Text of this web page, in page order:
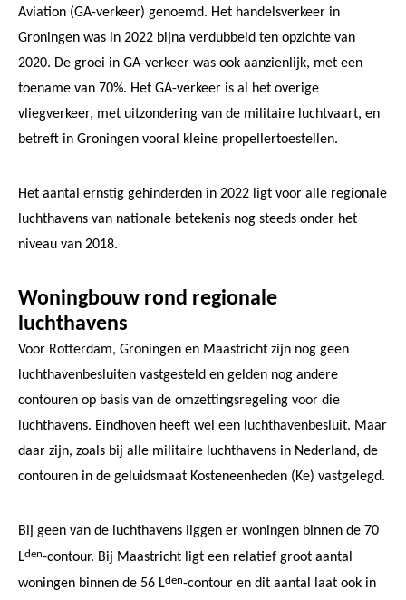
Aviation (GA-verkeer) genoemd. Het handelsverkeer in
Groningen was in 2022 bijna verdubbeld ten opzichte van
2020. De groei in GA-verkeer was ook aanzienlijk, met een
toename van 70%. Het GA-verkeer is al het overige
vliegverkeer, met uitzondering van de militaire luchtvaart, en
betreft in Groningen vooral kleine propellertoestellen.
Het aantal ernstig gehinderden in 2022 ligt voor alle regionale
luchthavens van nationale betekenis nog steeds onder het
niveau van 2018.
Woningbouw rond regionale
luchthavens
Voor Rotterdam, Groningen en Maastricht zijn nog geen
luchthavenbesluiten vastgesteld en gelden nog andere
contouren op basis van de omzettingsregeling voor die
luchthavens. Eindhoven heeft wel een luchthavenbesluit. Maar
daar zijn, zoals bij alle militaire luchthavens in Nederland, de
contouren in de geluidsmaat Kosteneenheden (Ke) vastgelegd.
Bij geen van de luchthavens liggen er woningen binnen de 70
Lden-contour. Bij Maastricht ligt een relatief groot aantal
woningen binnen de 56 Lden-contour en dit aantal laat ook in